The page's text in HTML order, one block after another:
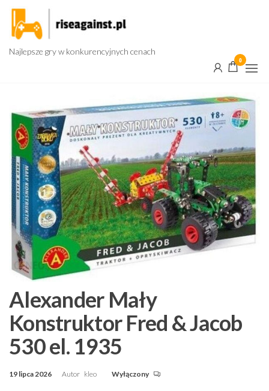
Przejdź
treści
Najlepsze gry w konkurencyjnych cenach
0
Alexander Mały
Konstruktor Fred & Jacob
530 el. 1935
19 lipca 2026 Autor kleo Wyłączony